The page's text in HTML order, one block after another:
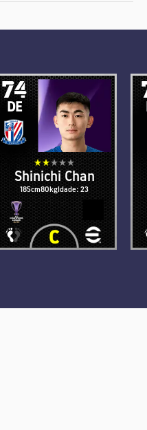
74
DE
Shinichi Chan
185cm80kgIdade: 23